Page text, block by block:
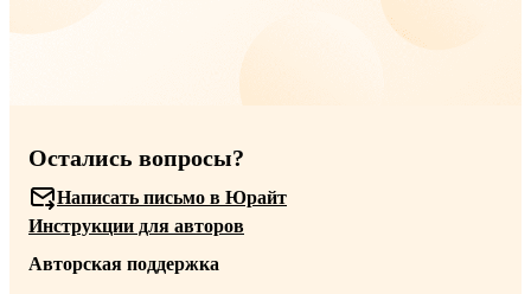
Остались вопросы?
Написать письмо в Юрайт
Инструкции для авторов
Авторская поддержка